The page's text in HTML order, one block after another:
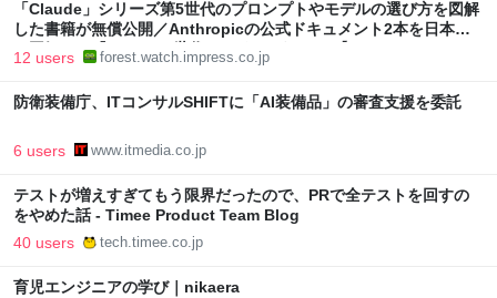
「Claude」シリーズ第5世代のプロンプトやモデルの選び方を図解
した書籍が無償公開／Anthropicの公式ドキュメント2本を日本語
で図解した『Claude 5世代 マスターガイド』【Book Watch/ニュ
12 users forest.watch.impress.co.jp
防衛装備庁、ITコンサルSHIFTに「AI装備品」の審査支援を委託
6 users www.itmedia.co.jp
テストが増えすぎてもう限界だったので、PRで全テストを回すの
をやめた話 - Timee Product Team Blog
40 users tech.timee.co.jp
育児エンジニアの学び｜nikaera